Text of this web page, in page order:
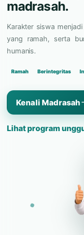
dan bangga
madrasah.
yang ramah, serta
Ramah Berintegritas
Kenali Madrasah
Lihat program